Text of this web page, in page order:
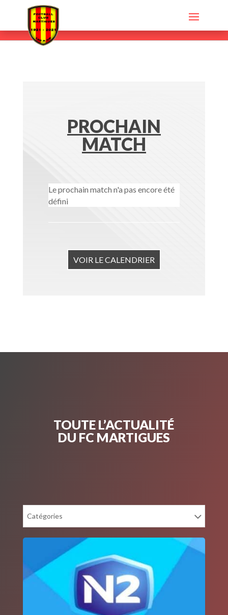
PROCHAIN
MATCH
Le prochain match n'a pas encore été
défini
VOIR LE CALENDRIER
TOUTE L’ACTUALITÉ
DU FC MARTIGUES
Catégories